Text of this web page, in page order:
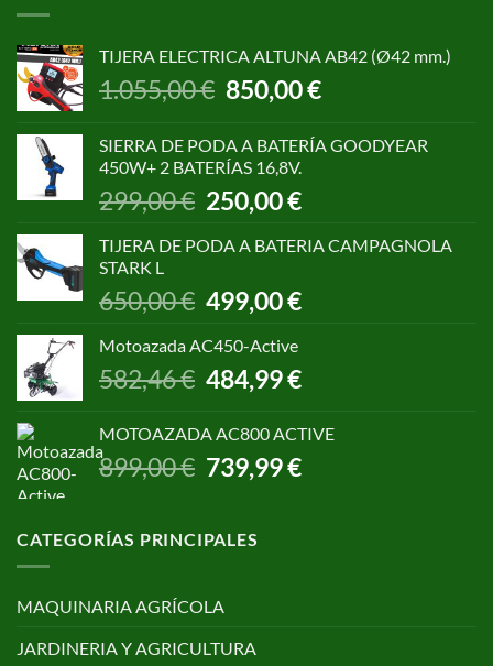
TIJERA ELECTRICA ALTUNA AB42 (Ø42 mm.)
1.055,00€ El
precio
era:
1.055,00 €.
850,00€El
es:
SIERRA DE PODA A BATERÍA GOODYEAR
450W+ 2 BATERÍAS 16,8V.
299,00€ El
precio
original
299,00 €.
250,00€El
actual
250,00 €.
TIJERA DE PODA A BATERIA CAMPAGNOLA
STARK L
650,00€
El
precio
original
650,00 €.
499,00€El
499,00 €.
Motoazada AC450-Active
582,46€
El
precio
era:
582,46 €.
484,99€El
es:
484,99 €.
MOTOAZADA AC800 ACTIVE
899,00€ El
precio
era:
739,99€El
CATEGORÍAS PRINCIPALES
MAQUINARIA AGRÍCOLA
JARDINERIA Y AGRICULTURA